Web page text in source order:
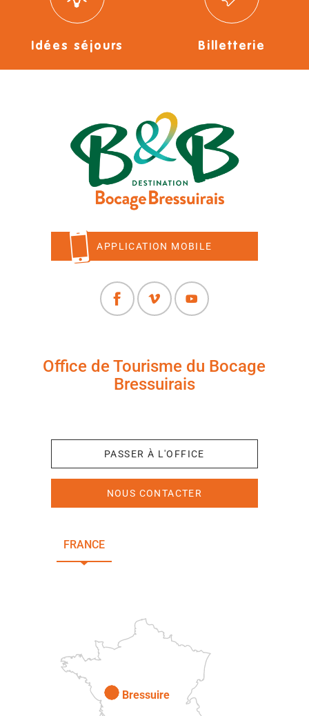
Idées séjours Billetterie
APPLICATION MOBILE
Office de Tourisme du Bocage
Bressuirais
PASSER À L'OFFICE
NOUS CONTACTER
FRANCE
Bressuire